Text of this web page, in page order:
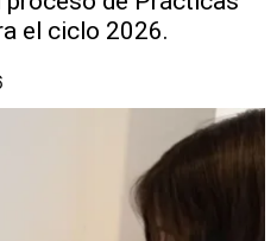
el ciclo 2026.